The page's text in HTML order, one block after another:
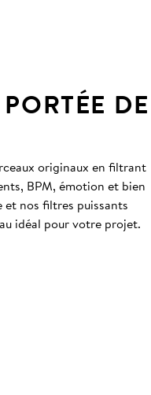
DE
originaux en filtrant
BPM, émotion et bien
nos filtres puissants
idéal pour votre projet.